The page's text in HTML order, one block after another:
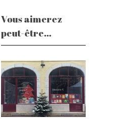
Vous aimerez
peut-être...